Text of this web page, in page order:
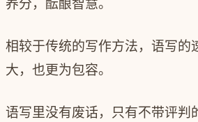
养分，酝酿智慧。
相较于传统的写作方法，语写的
大，也更为包容。
语写里没有废话，只有不带评判